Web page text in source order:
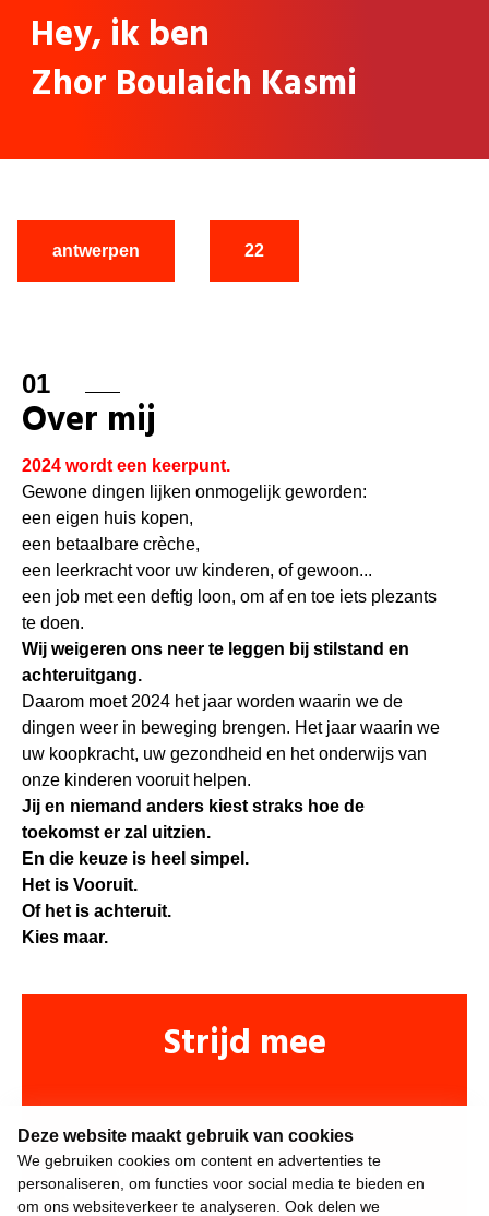
Deze website maakt gebruik van cookies
We gebruiken cookies om content en advertenties te
personaliseren, om functies voor social media te bieden en
om ons websiteverkeer te analyseren. Ook delen we
Hey, ik ben
Zhor Boulaich Kasmi
antwerpen 22
01
Over mij
2024 wordt een keerpunt.
Gewone dingen lijken onmogelijk geworden:
een eigen huis kopen,
een betaalbare crèche,
een leerkracht voor uw kinderen, of gewoon...
een job met een deftig loon, om af en toe iets plezants
te doen.
Wij weigeren ons neer te leggen bij stilstand en
achteruitgang.
Daarom moet 2024 het jaar worden waarin we de
dingen weer in beweging brengen. Het jaar waarin we
uw koopkracht, uw gezondheid en het onderwijs van
onze kinderen vooruit helpen.
Jij en niemand anders kiest straks hoe de
toekomst er zal uitzien.
En die keuze is heel simpel.
Het is Vooruit.
Of het is achteruit.
Kies maar.
Strijd mee